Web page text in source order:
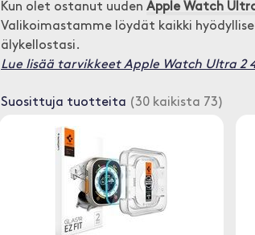
Kun olet ostanut uuden Apple Watch
Valikoimastamme löydät kaikki
älykellostasi.
Lue lisää tarvikkeet Apple Watch Ultra 2
Suosittuja tuotteita (30 kaikista 73)